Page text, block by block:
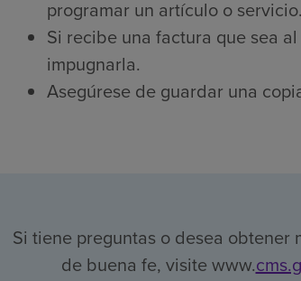
programar un artículo o servicio.
Si recibe una factura que sea
impugnarla.
Asegúrese de guardar una
Si tiene preguntas o desea
de buena fe, visite www.